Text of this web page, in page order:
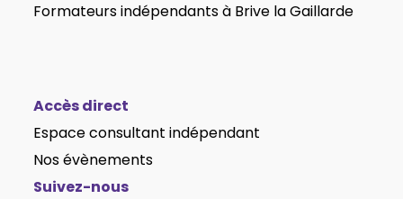
Formateurs indépendantsà Brive la Gaillarde
Accès direct
Espace consultant indépendant
Nos évènements
Suivez-nous